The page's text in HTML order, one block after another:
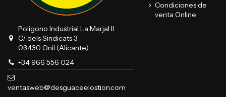
Poligono Industrial La Marjal II
C/ dels Sindicats 3
03430 Onil (Alicante)
+34 966 556 024
ventasweb@desguaceelostion.com
Condiciones de
venta Online